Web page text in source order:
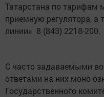
Татарстана по тарифам
приемную регулятора, а
линии» 8 (843) 2218-200.
С часто задаваемыми
ответами на них моно
Государственного